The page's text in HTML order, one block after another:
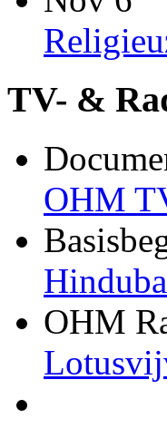
TV- &
OHM
OHM